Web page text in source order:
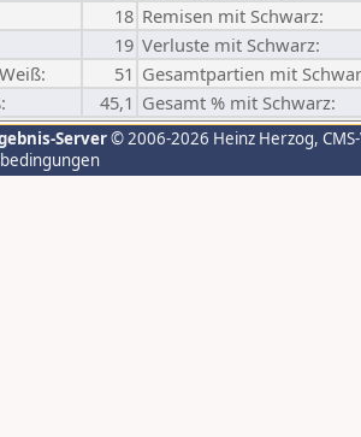
18 Remisen mit Schwarz:
19 Verluste mit Schwarz:
51 Gesamtpartien mit
45,1 Gesamt % mit Schwarz:
Server© 2006-2026 Heinz Herzog,